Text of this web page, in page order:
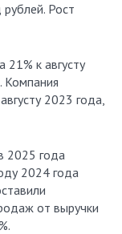
Рост
21% к августу
Компания
2023 года,
2025 года
2024 года
от выручки